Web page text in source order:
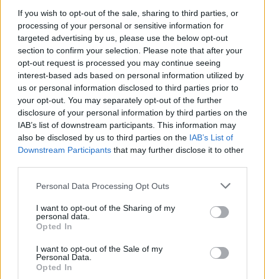
If you wish to opt-out of the sale, sharing to third parties, or
processing of your personal or sensitive information for
targeted advertising by us, please use the below opt-out
section to confirm your selection. Please note that after your
opt-out request is processed you may continue seeing
interest-based ads based on personal information utilized by
us or personal information disclosed to third parties prior to
your opt-out. You may separately opt-out of the further
disclosure of your personal information by third parties on the
IAB’s list of downstream participants. This information may
also be disclosed by us to third parties on the IAB’s List of
Downstream Participants that may further disclose it to other
Please note that this website/app uses one or more Google
not limited to your visit or usage behaviour. You may click to
grant or deny consent to Google and its third-party tags to
use your data for below specified purposes in below Google
consent section.
Personal Data Processing Opt Outs
I want to opt-out of the Sharing of my
personal data.
Opted In
I want to opt-out of the Sale of my
Personal Data.
Opted In
Az eltolt híd
Katamaránok kavargása
Szólj hozzá!